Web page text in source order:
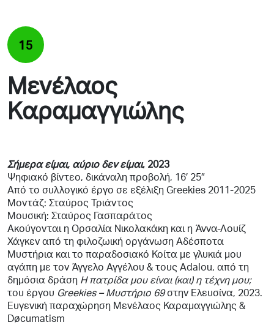
15
Μενέλαος
Καραμαγγιώλης
Σήμερα είμαι, αύριο δεν είμαι, 2023
Ψηφιακό βίντεο, δικάναλη προβολή, 16′ 25″
Από το συλλογικό έργο σε εξέλιξη Greekies 2011-2025
Μοντάζ: Σταύρος Τριάντος
Μουσική: Σταύρος Γασπαράτος
Ακούγονται η Ορσαλία Νικολακάκη και η Άννα-Λουίζ
Χάγκεν από τη φιλοζωική οργάνωση Αδέσποτα
Μυστήρια και το παραδοσιακό Κοίτα με γλυκιά μου
αγάπη με τον Άγγελο Αγγέλου & τους Adalou, από τη
δημόσια δράση Η πατρίδα μου είναι (και) η τέχνη μου;
του έργου Greekies – Μυστήριο 69στην Ελευσίνα, 2023.
Ευγενική παραχώρηση Μενέλαος Καραμαγγιώλης &
Døcumatism